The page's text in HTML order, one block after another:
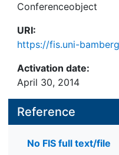
Conferenceobject
URI:
https://fis.uni-
Activation date:
April 30, 2014
Reference
No FIS full text/file